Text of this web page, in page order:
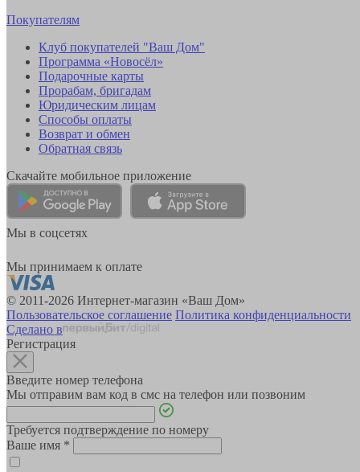
Покупателям
Клуб покупателей "Ваш Дом"
Программа «Новосёл»
Подарочные карты
Прорабам, бригадам
Юридическим лицам
Способы оплаты
Возврат и обмен
Обратная связь
Скачайте мобильное приложение
Мы в соцсетях
Мы принимаем к оплате
© 2011-2026 Интернет-магазин «Ваш Дом»
Пользовательское соглашение Политика конфиденциальности
Сделано в
Регистрация
Введите номер телефона
Мы отправим вам код в смс на телефон или позвоним
Требуется подтверждение по номеру
Ваше имя *